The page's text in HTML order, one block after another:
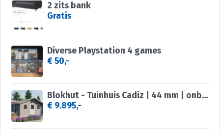
2 zits bank
Gratis
Diverse Playstation 4 games
€ 50,-
Blokhut - Tuinhuis Cadiz | 44 mm | onbehandeld
€ 9.895,-